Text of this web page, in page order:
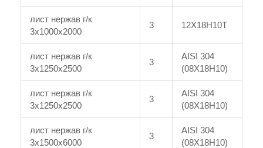
лист нержав г/к
3x1000x2000
3 12Х18Н10Т
лист нержав г/к
3x1250x2500
3
AISI 304
(08Х18Н10)
лист нержав г/к
3x1250x2500
3
AISI 304
(08Х18Н10)
лист нержав г/к
3x1500x6000
3
AISI 304
(08Х18Н10)